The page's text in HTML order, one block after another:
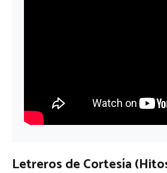
Letreros de Cortesía